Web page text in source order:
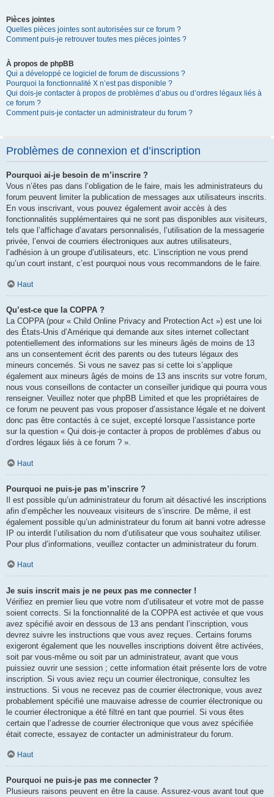
Pièces jointes
Quelles pièces jointes sont autorisées sur ce forum ?
Comment puis-je retrouver toutes mes pièces jointes ?
À propos de phpBB
Qui a développé ce logiciel de forum de discussions ?
Pourquoi la fonctionnalité X n’est pas disponible ?
Qui dois-je contacter à propos de problèmes d’abus ou d’ordres légaux liés à
ce forum ?
Comment puis-je contacter un administrateur du forum ?
Problèmes de connexion et d’inscription
Pourquoi ai-je besoin de m’inscrire ?
Vous n’êtes pas dans l’obligation de le faire, mais les administrateurs du
forum peuvent limiter la publication de messages aux utilisateurs inscrits.
En vous inscrivant, vous pouvez également avoir accès à des
fonctionnalités supplémentaires qui ne sont pas disponibles aux visiteurs,
tels que l’affichage d’avatars personnalisés, l’utilisation de la messagerie
privée, l’envoi de courriers électroniques aux autres utilisateurs,
l’adhésion à un groupe d’utilisateurs, etc. L’inscription ne vous prend
qu’un court instant, c’est pourquoi nous vous recommandons de le faire.
Haut
Qu’est-ce que la COPPA ?
La COPPA (pour « Child Online Privacy and Protection Act ») est une loi
des États-Unis d’Amérique qui demande aux sites internet collectant
potentiellement des informations sur les mineurs âgés de moins de 13
ans un consentement écrit des parents ou des tuteurs légaux des
mineurs concernés. Si vous ne savez pas si cette loi s’applique
également aux mineurs âgés de moins de 13 ans inscrits sur votre forum,
nous vous conseillons de contacter un conseiller juridique qui pourra vous
renseigner. Veuillez noter que phpBB Limited et que les propriétaires de
ce forum ne peuvent pas vous proposer d’assistance légale et ne doivent
donc pas être contactés à ce sujet, excepté lorsque l’assistance porte
sur la question « Qui dois-je contacter à propos de problèmes d’abus ou
d’ordres légaux liés à ce forum ? ».
Haut
Pourquoi ne puis-je pas m’inscrire ?
Il est possible qu’un administrateur du forum ait désactivé les inscriptions
afin d’empêcher les nouveaux visiteurs de s’inscrire. De même, il est
également possible qu’un administrateur du forum ait banni votre adresse
IP ou interdit l’utilisation du nom d’utilisateur que vous souhaitez utiliser.
Pour plus d’informations, veuillez contacter un administrateur du forum.
Haut
Je suis inscrit mais je ne peux pas me connecter !
Vérifiez en premier lieu que votre nom d’utilisateur et votre mot de passe
soient corrects. Si la fonctionnalité de la COPPA est activée et que vous
avez spécifié avoir en dessous de 13 ans pendant l’inscription, vous
devrez suivre les instructions que vous avez reçues. Certains forums
exigeront également que les nouvelles inscriptions doivent être activées,
soit par vous-même ou soit par un administrateur, avant que vous
puissiez ouvrir une session ; cette information était présente lors de votre
inscription. Si vous aviez reçu un courrier électronique, consultez les
instructions. Si vous ne recevez pas de courrier électronique, vous avez
probablement spécifié une mauvaise adresse de courrier électronique ou
le courrier électronique a été filtré en tant que pourriel. Si vous êtes
certain que l’adresse de courrier électronique que vous avez spécifiée
était correcte, essayez de contacter un administrateur du forum.
Haut
Pourquoi ne puis-je pas me connecter ?
Plusieurs raisons peuvent en être la cause. Assurez-vous avant tout que